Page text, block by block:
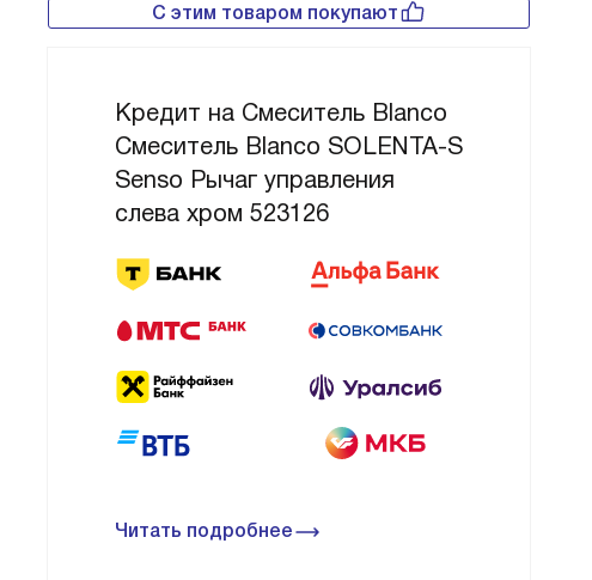
С этим товаром покупают
Кредит на Смеситель Blanco
Смеситель Blanco SOLENTA-S
Senso Рычаг управления
слева хром 523126
Читать подробнее